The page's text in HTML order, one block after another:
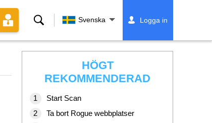
Sök Svenska Logga in
HÖGT
REKOMMENDERAD
Start Scan
Ta bort Rogue webbplatser